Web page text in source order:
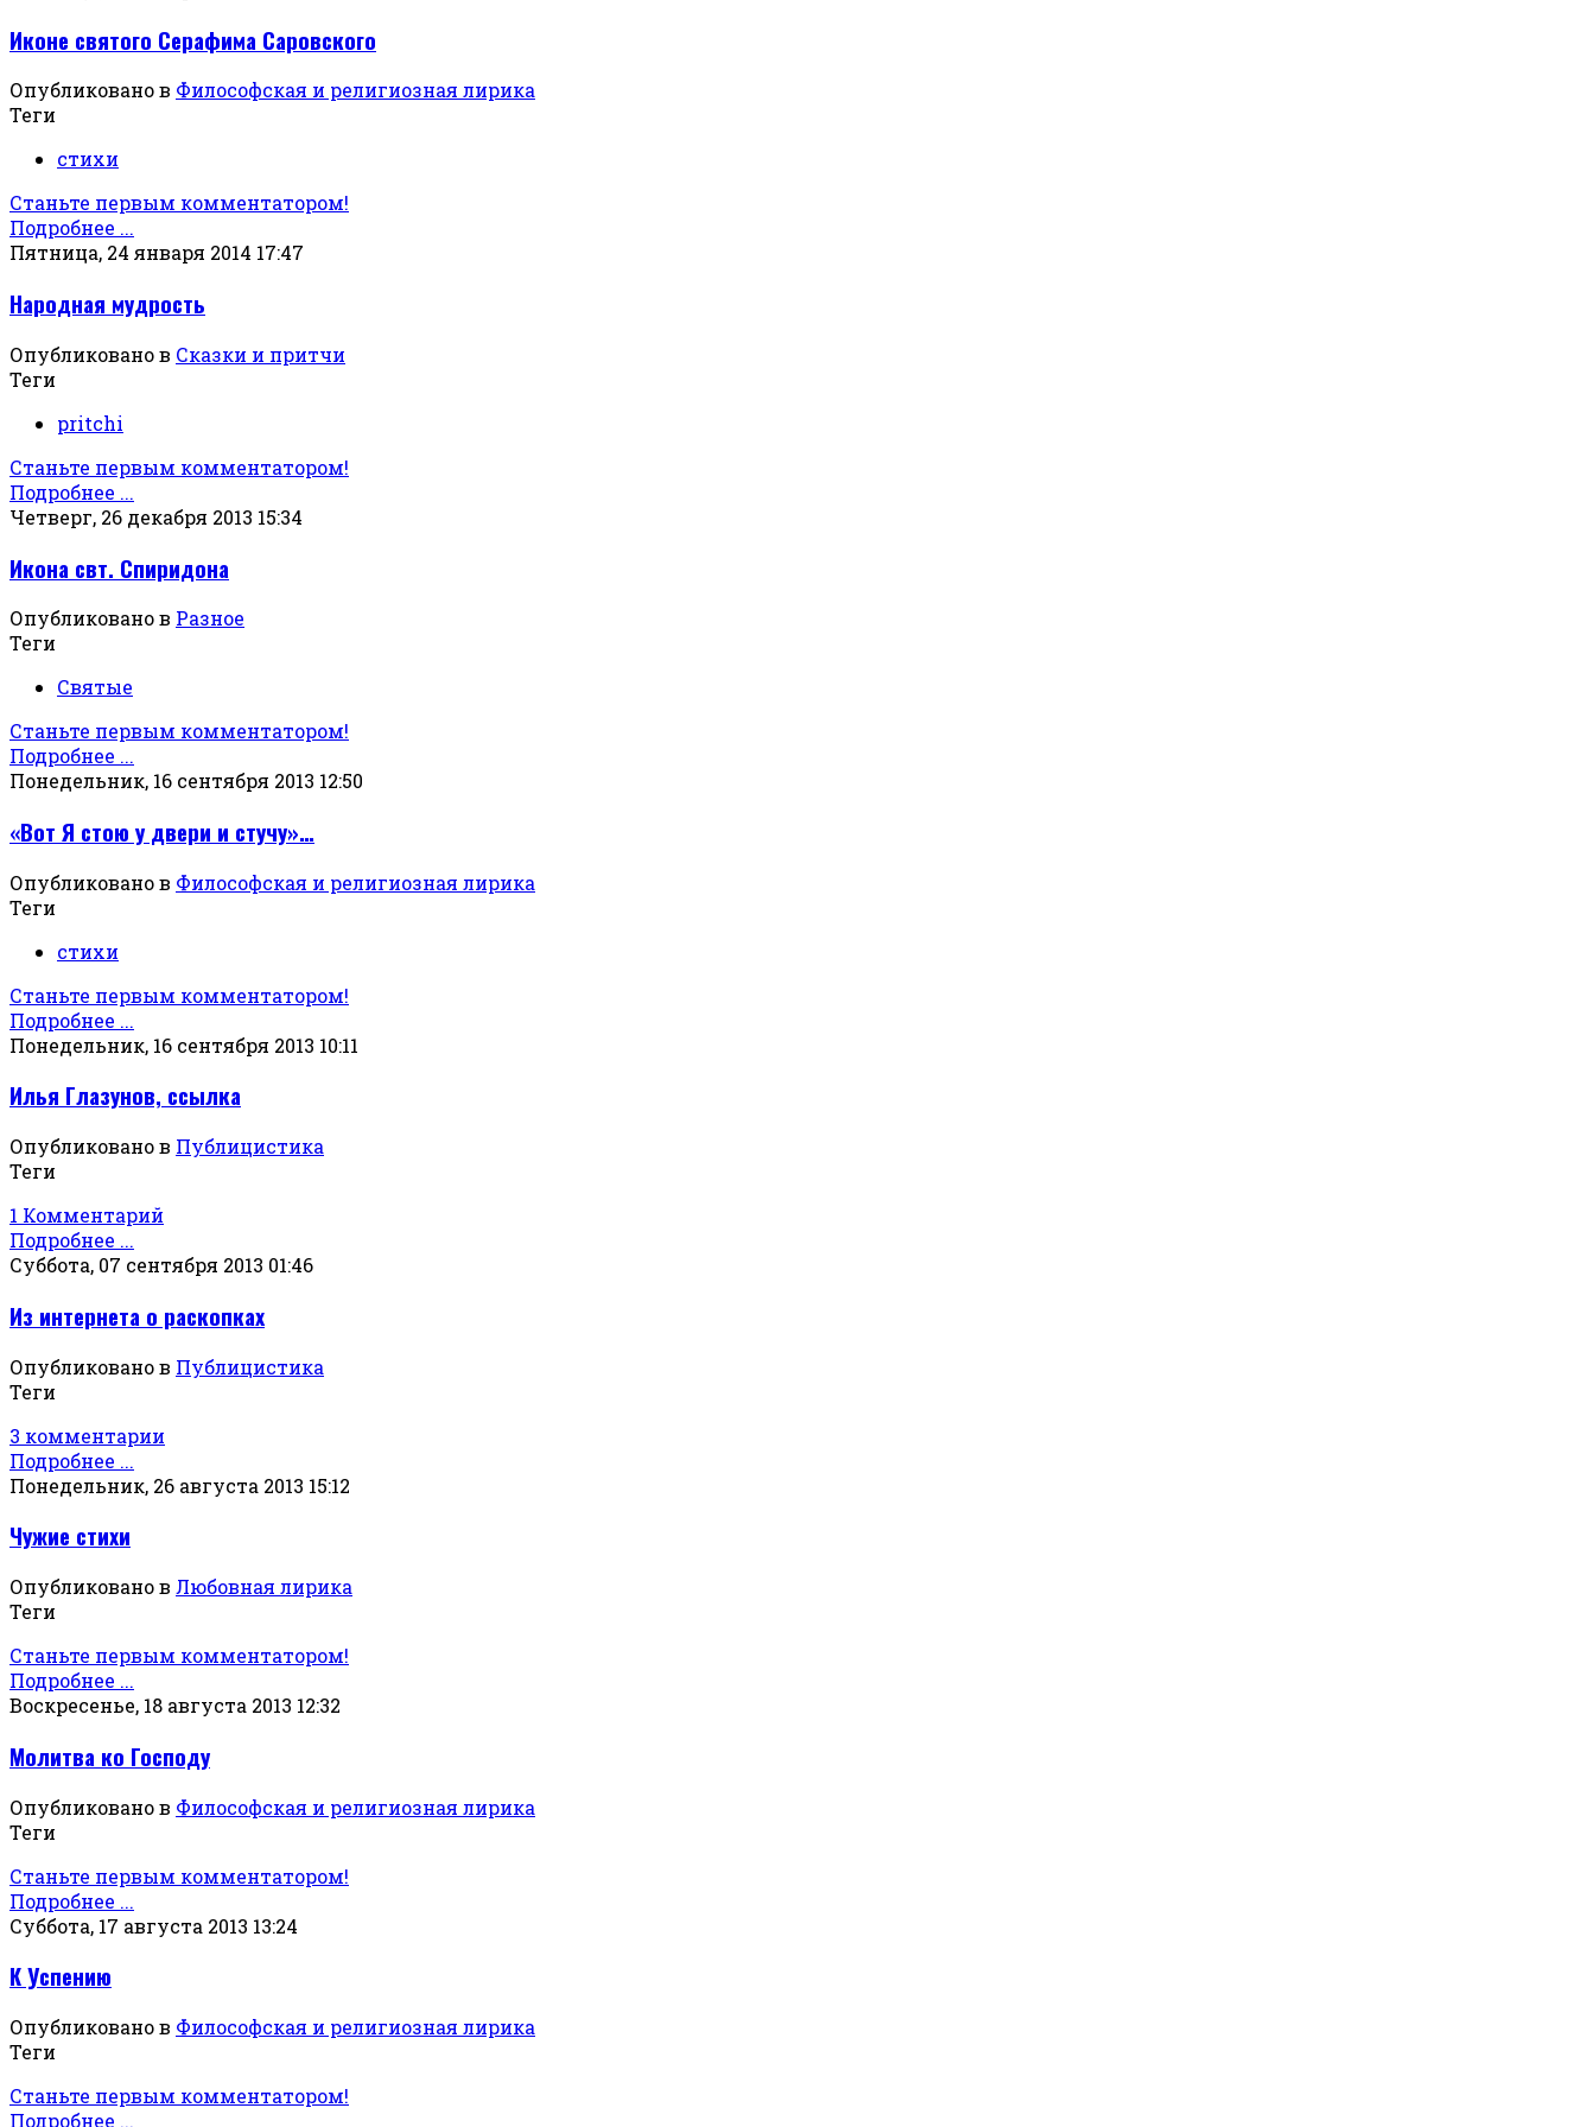
Иконе святого Серафима Саровского
Опубликовано в Философская и религиозная лирика
Теги
стихи
Станьте первым комментатором!
Подробнее ...
Пятница, 24 января 2014 17:47
Народная мудрость
Опубликовано в Сказки и притчи
Теги
pritchi
Станьте первым комментатором!
Подробнее ...
Четверг, 26 декабря 2013 15:34
Икона свт. Спиридона
Опубликовано в Разное
Теги
Святые
Станьте первым комментатором!
Подробнее ...
Понедельник, 16 сентября 2013 12:50
«Вот Я стою у двери и стучу»…
Опубликовано в Философская и религиозная лирика
Теги
стихи
Станьте первым комментатором!
Подробнее ...
Понедельник, 16 сентября 2013 10:11
Илья Глазунов, ссылка
Опубликовано в Публицистика
Теги
1 Комментарий
Подробнее ...
Суббота, 07 сентября 2013 01:46
Из интернета о раскопках
Опубликовано в Публицистика
Теги
3 комментарии
Подробнее ...
Понедельник, 26 августа 2013 15:12
Чужие стихи
Опубликовано в Любовная лирика
Теги
Станьте первым комментатором!
Подробнее ...
Воскресенье, 18 августа 2013 12:32
Молитва ко Господу
Опубликовано в Философская и религиозная лирика
Теги
Станьте первым комментатором!
Подробнее ...
Суббота, 17 августа 2013 13:24
К Успению
Опубликовано в Философская и религиозная лирика
Теги
Станьте первым комментатором!
Подробнее ...